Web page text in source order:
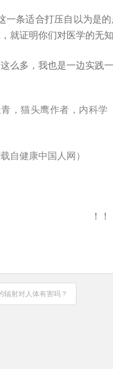
一条适合打压自以为是
就证明你们对医学的无知
么多，我也是一边实践一
，猫头鹰作者，内科学
载自健康中国人网）
！
辐射对人体有害吗？